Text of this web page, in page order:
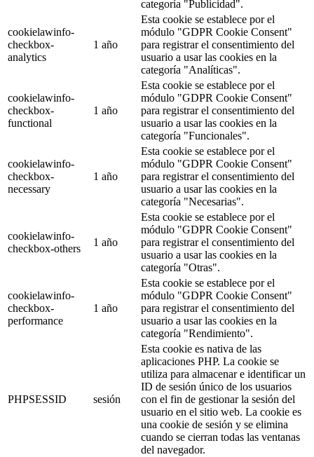
categoría "Publicidad".
cookielawinfo-
checkbox-
analytics
1 año
Esta cookie se establece por el
módulo "GDPR Cookie Consent"
para registrar el consentimiento del
usuario a usar las cookies en la
categoría "Analíticas".
cookielawinfo-
checkbox-
functional
1 año
Esta cookie se establece por el
módulo "GDPR Cookie Consent"
para registrar el consentimiento del
usuario a usar las cookies en la
categoría "Funcionales".
cookielawinfo-
checkbox-
necessary
1 año
Esta cookie se establece por el
módulo "GDPR Cookie Consent"
para registrar el consentimiento del
usuario a usar las cookies en la
categoría "Necesarias".
cookielawinfo-
checkbox-others
1 año
Esta cookie se establece por el
módulo "GDPR Cookie Consent"
para registrar el consentimiento del
usuario a usar las cookies en la
categoría "Otras".
cookielawinfo-
checkbox-
performance
1 año
Esta cookie se establece por el
módulo "GDPR Cookie Consent"
para registrar el consentimiento del
usuario a usar las cookies en la
categoría "Rendimiento".
PHPSESSID sesión
Esta cookie es nativa de las
aplicaciones PHP. La cookie se
utiliza para almacenar e identificar un
ID de sesión único de los usuarios
con el fin de gestionar la sesión del
usuario en el sitio web. La cookie es
una cookie de sesión y se elimina
cuando se cierran todas las ventanas
del navegador.